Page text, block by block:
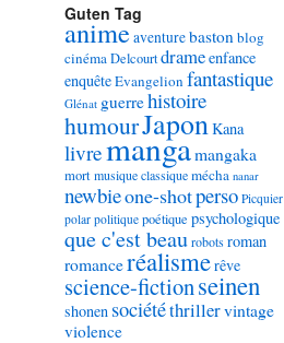
Guten Tag
animeaventurebaston blog
cinémaDelcourtdrameenfance
enquêteEvangelion fantastique
Glénat guerrehistoire
humourJapon Kana
livremangamangaka
mortmusique classiquemécha nanar
newbieone-shotperso Picquier
polar politique poétique psychologique
que c'est beaurobotsroman
romanceréalismerêve
science-fictionseinen
shonen sociététhrillervintage
violence